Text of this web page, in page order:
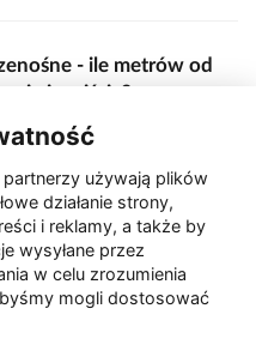
- ile metrów od
i wejścia?
seniora na "kwadracie"
w Gorzowie.
ściany spalonej
używają plików
działanie strony,
i reklamy, a także by
wysyłane przez
w celu zrozumienia
mogli dostosować